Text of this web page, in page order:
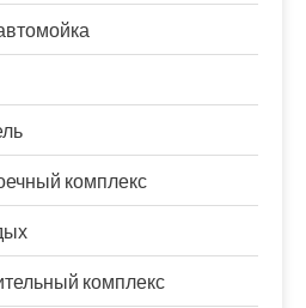
комплекс
комплекс